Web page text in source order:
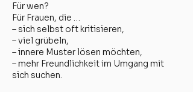
Für wen?
Für Frauen, die …
– sich selbst oft kritisieren,
– viel grübeln,
– innere Muster lösen möchten,
– mehr Freundlichkeit im Umgang mit
sich suchen.